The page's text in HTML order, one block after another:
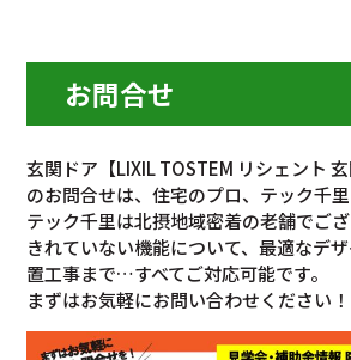
お問合せ
玄関ドア【LIXIL TOSTEM リシェント
のお問合せは、住宅のプロ、テック千里
テック千里は北摂地域密着の老舗でご
きれていない機能について、最適なデ
置工事まで…すべてご対応可能です。
まずはお気軽にお問い合わせください！